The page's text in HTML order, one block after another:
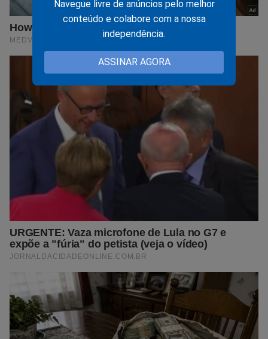
Navegue livre de anúncios pelo melhor
conteúdo e colabore com a nossa
independência.
ASSINAR AGORA